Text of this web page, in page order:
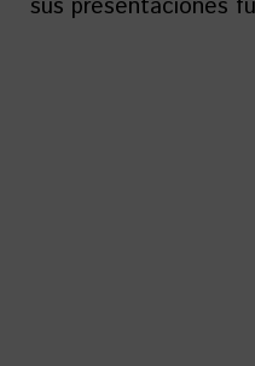
sus presentaciones